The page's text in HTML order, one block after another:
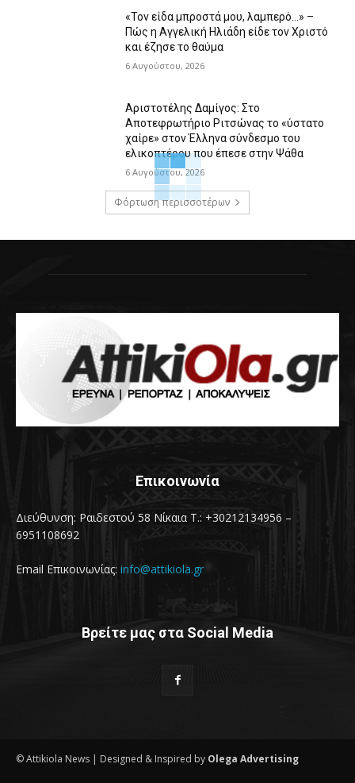
«Τον είδα μπροστά μου, λαμπερό…» –
Πώς η Αγγελική Ηλιάδη είδε τον Χριστό
και έζησε το θαύμα
6 Αυγούστου, 2026
Αριστοτέλης Δαμίγος: Στο
Αποτεφρωτήριο Ριτσώνας το «ύστατο
χαίρε» στον Έλληνα σύνδεσμο του
ελικοπτέρου που έπεσε στην Ψάθα
6 Αυγούστου, 2026
Φόρτωση περισσοτέρων
Επικοινωνία
Διεύθυνση: Ραιδεστού 58 Νίκαια Τ.: +30212134956 –
6951108692
Email Επικοινωνίας: info@attikiola.gr
Βρείτε μας στα Social Media
© Attikiola News | Designed & Inspired by Olega Advertising